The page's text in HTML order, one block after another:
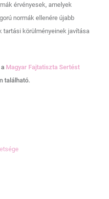
érvényesek, amelyek
normák ellenére újabb
tartási körülményeinek javítása
Magyar Fajtatiszta Sertést
található.